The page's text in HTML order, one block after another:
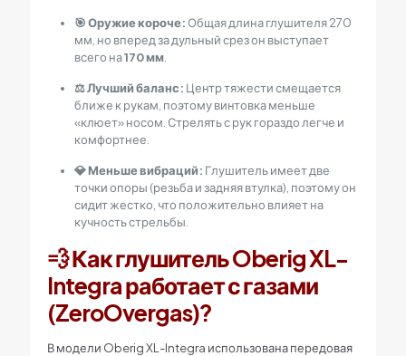
🎯 Оружие короче:Общая длина глушителя 270
мм, но вперед за дульный срез он выступает
всего на170 мм.
⚖️ Лучший баланс: Центр тяжести смещается
ближе к рукам, поэтому винтовка меньше
«клюет» носом. Стрелять с рук гораздо легче и
комфортнее.
💎 Меньше вибраций: Глушитель имеет две
точки опоры (резьба и задняя втулка), поэтому он
сидит жестко, что положительно влияет на
кучность стрельбы.
💨 Как глушитель Oberig XL-
Integra работает с газами
(ZeroOvergas)?
В модели Oberig XL-Integra использована передовая